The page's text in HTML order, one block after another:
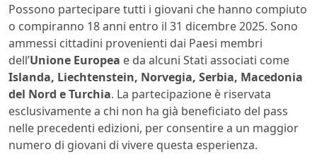
Possono partecipare tutti i giovani che hanno compiuto
o compiranno 18 anni entro il 31 dicembre 2025. Sono
ammessi cittadini provenienti dai Paesi membri
dell’Unione Europea e da alcuni Stati associati come
Islanda, Liechtenstein, Norvegia, Serbia, Macedonia
del Nord e Turchia. La partecipazione è riservata
esclusivamente a chi non ha già beneficiato del pass
nelle precedenti edizioni, per consentire a un maggior
numero di giovani di vivere questa esperienza.